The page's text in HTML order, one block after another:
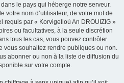
le pays qui héberge notre serveur.
votre nom d’utilisateur, de votre mot de
requis par « Korvigelloù An DROUIZIG »
ou facultatives, à la seule discrétion
tous les cas, vous pouvez contrôler
vous souhaitez rendre publiques ou non.
abonner ou non à la liste de diffusion du
sur votre compte.